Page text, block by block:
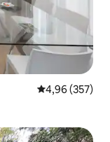
4,96 af 5 í
4,96 (357)